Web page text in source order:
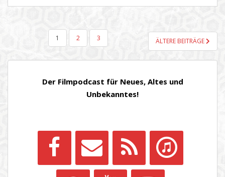
SEITENNUMMERIERUNG
BEITRÄGE
1 2 3 ÄLTERE BEITRÄGE
Der Filmpodcast für Neues, Altes und
Unbekanntes!